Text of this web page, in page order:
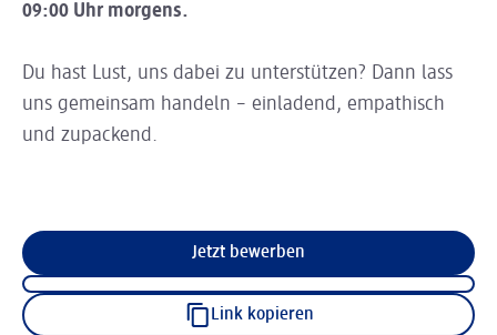
09:00 Uhr morgens.
Du hast Lust, uns dabei zu unterstützen? Dann lass
uns gemeinsam handeln – einladend, empathisch
und zupackend.
Jetzt bewerben
Link kopieren